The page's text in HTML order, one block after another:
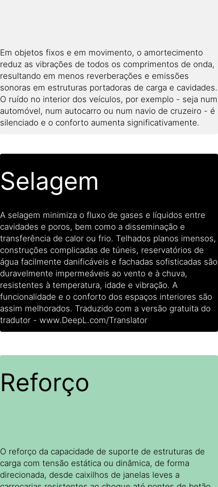
Em objetos fixos e em movimento, o amortecimento
reduz as vibrações de todos os comprimentos de onda,
resultando em menos reverberações e emissões
sonoras em estruturas portadoras de carga e cavidades.
O ruído no interior dos veículos, por exemplo - seja num
automóvel, num autocarro ou num navio de cruzeiro - é
silenciado e o conforto aumenta significativamente.
Selagem
A selagem minimiza o fluxo de gases e líquidos entre
cavidades e poros, bem como a disseminação e
transferência de calor ou frio. Telhados planos imensos,
construções complicadas de túneis, reservatórios de
água facilmente danificáveis e fachadas sofisticadas são
duravelmente impermeáveis ao vento e à chuva,
resistentes à temperatura, idade e vibração. A
funcionalidade e o conforto dos espaços interiores são
assim melhorados. Traduzido com a versão gratuita do
tradutor - www.DeepL.com/Translator
Reforço
O reforço da capacidade de suporte de estruturas de
carga com tensão estática ou dinâmica, de forma
direcionada, desde caixilhos de janelas leves a